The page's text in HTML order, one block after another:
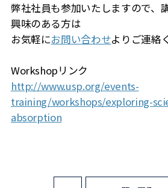
弊社社員も参加いたしますので、
興味のある方は
お気軽にお問い合わせよりご連絡
Workshopリンク
http://www.usp.org/events-
training/workshops/exploring-
absorption